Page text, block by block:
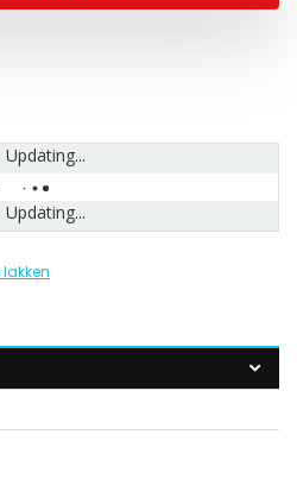
Updating...
Updating...